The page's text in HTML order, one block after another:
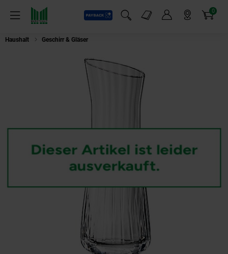
Menü
Payback
Suchfeld einblenden
Markt-Angebote 0
Artikel
Haushalt Geschirr & Gläser